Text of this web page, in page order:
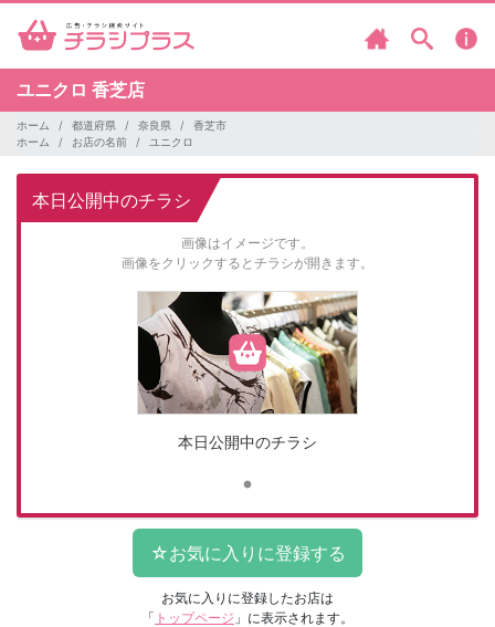
ユニクロ 香芝店
ホーム 都道府県 奈良県
香芝市
ホーム
お店の名前 ユニクロ
本日公開中のチラシ
画像はイメージです。
画像をクリックするとチラシが開きます。
本日公開中のチラシ
お気に入りに登録したお店は
「 トップページ 」に表示されます。